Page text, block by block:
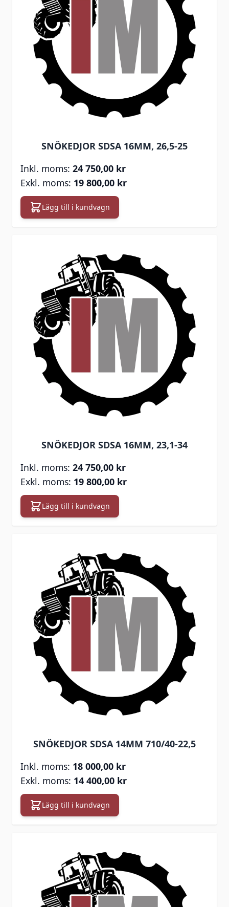
SNÖKEDJOR SDSA 16MM, 26,5-25
24 750,00 kr
19 800,00 kr
Lägg till i kundvagn
SNÖKEDJOR SDSA 16MM, 23,1-34
24 750,00 kr
19 800,00 kr
Lägg till i kundvagn
SNÖKEDJOR SDSA 14MM 710/40-22,5
18 000,00 kr
14 400,00 kr
Lägg till i kundvagn